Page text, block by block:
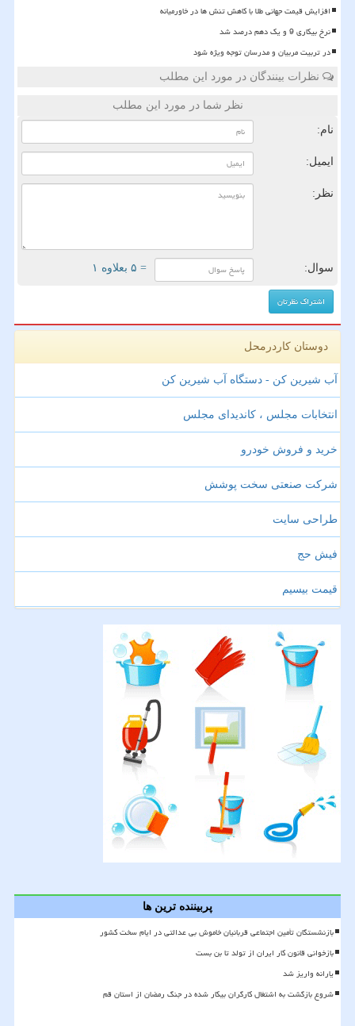
افزایش قیمت جهانی طلا با کاهش تنش ها در خاورمیانه
نرخ بیکاری 9 و یک دهم درصد شد
در تربیت مربیان و مدرسان توجه ویژه شود
نظرات بینندگان در مورد این مطلب
نظر شما در مورد این مطلب
نام:
ایمیل:
نظر:
سوال: = ۵ بعلاوه ۱
دوستان کاردرمحل
آب شیرین کن - دستگاه آب شیرین کن
انتخابات مجلس ، کاندیدای مجلس
خرید و فروش خودرو
شرکت صنعتی سخت پوشش
طراحی سایت
فیش حج
قیمت بیسیم
پربیننده ترین ها
بازنشستگان تأمین اجتماعی قربانیان خاموش بی عدالتی در ایام سخت کشور
بازخوانی قانون کار ایران از تولد تا بن بست
یارانه واریز شد
شروع بازگشت به اشتغال کارگران بیکار شده در جنگ رمضان از استان قم